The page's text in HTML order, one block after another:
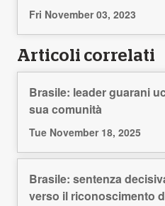
Fri November 03, 2023
Articoli correlati
Brasile: leader guarani
sua comunità
Tue November 18, 2025
Brasile: sentenza
verso il riconoscimento